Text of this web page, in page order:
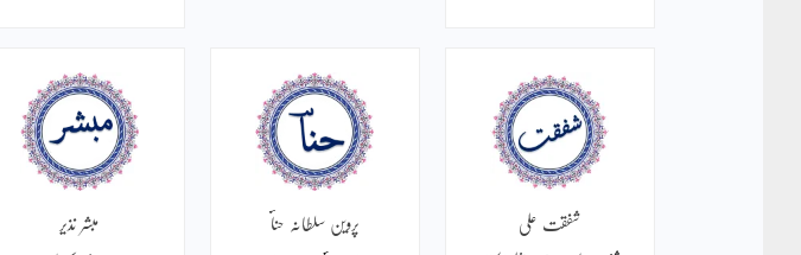
شفقت علی پروین سلطانہ حناؔ مبشر نذیر